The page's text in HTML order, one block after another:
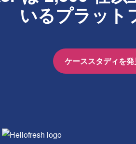
いるプラ​​ット
ケーススタディを